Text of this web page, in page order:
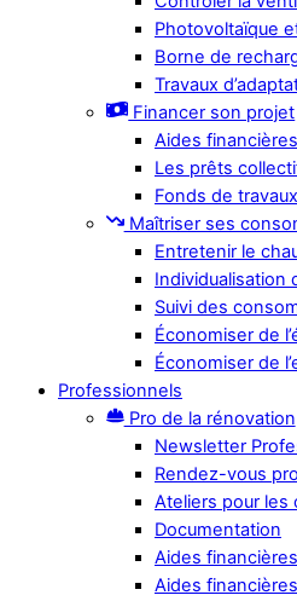
Photovoltaïque
Borne de
Travaux
Financer son projet
Aides
Les prêts
Fonds de travaux
Maîtriser ses
Entretenir le
Individualisation
Suivi des
Économiser de
Économiser de
Professionnels
Pro de la rénovation
Newsletter
Rendez-vous pro
Ateliers pour les
Documentation
Aides
Aides